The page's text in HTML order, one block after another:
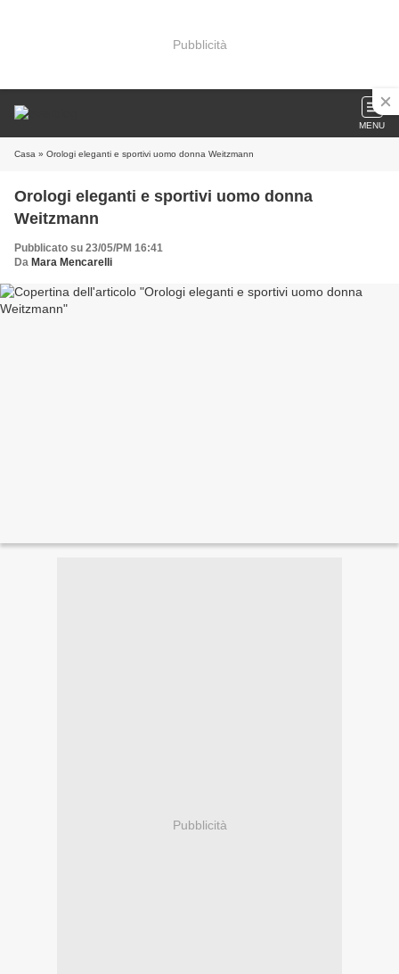
Pubblicità
MENU
Casa » Orologi eleganti e sportivi uomo donna Weitzmann
Orologi eleganti e sportivi uomo donna
Weitzmann
Pubblicato su 23/05/PM 16:41
Da Mara Mencarelli
Pubblicità